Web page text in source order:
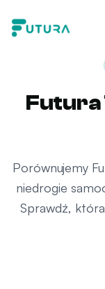
Futura
Porównujemy
niedrogie
Sprawdź,